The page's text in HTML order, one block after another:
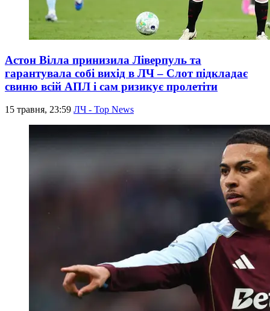
Астон Вілла принизила Ліверпуль та
гарантувала собі вихід в ЛЧ – Слот підкладає
свиню всій АПЛ і сам ризикує пролетіти
15 травня, 23:59 ЛЧ - Top News